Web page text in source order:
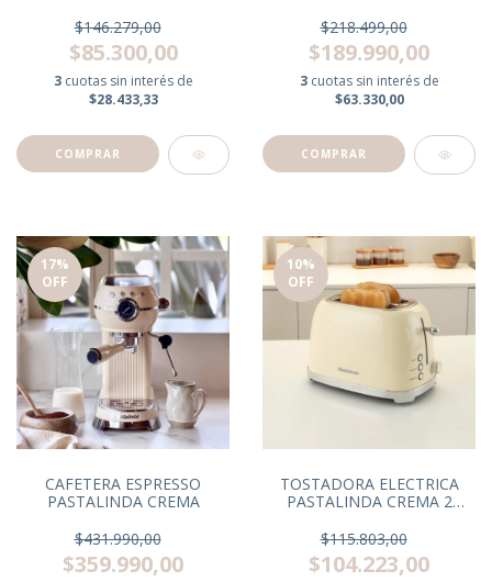
$146.279,00
$85.300,00
3 cuotas sin interés de
$28.433,33
$218.499,00
$189.990,00
3 cuotas sin interés de
$63.330,00
17%
OFF
CAFETERA ESPRESSO
PASTALINDA CREMA
$431.990,00
$359.990,00
10%
OFF
TOSTADORA ELECTRICA
PASTALINDA CREMA 2
$115.803,00
$104.223,00